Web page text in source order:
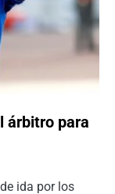
árbitro para
ida por los